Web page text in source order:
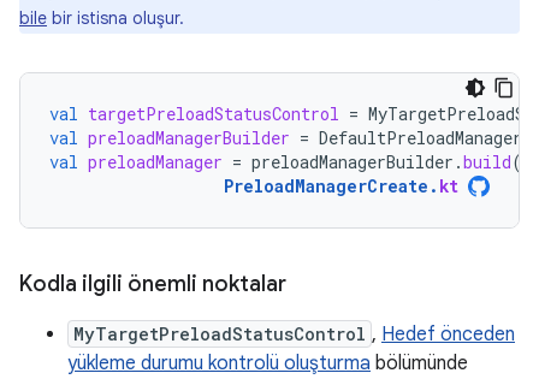
bile bir istisna oluşur.
val targetPreloadStatusControl =
val preloadManagerBuilder = DefaultPreloadManager
val preloadManager = preloadManagerBuilder .build()
PreloadManagerCreate . kt
Kodla ilgili önemli noktalar
MyTargetPreloadStatusControl , Hedef önceden
yükleme durumu kontrolü oluşturma bölümünde